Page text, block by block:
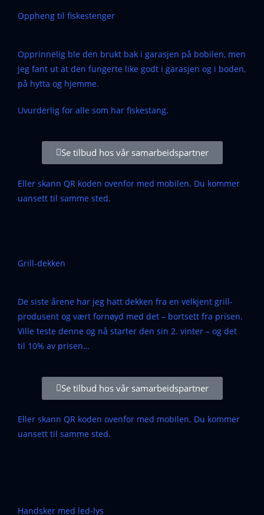
Oppheng til fiskestenger
Opprinnelig ble den brukt bak i garasjen på bobilen, men
jeg fant ut at den fungerte like godt i garasjen og i boden,
på hytta og hjemme.
Uvurderlig for alle som har fiskestang.
Se tilbud hos vår samarbeidspartner
Eller skann QR koden ovenfor med mobilen. Du kommer
uansett til samme sted.
Grill-dekken
De siste årene har jeg hatt dekken fra en velkjent grill-
produsent og vært fornøyd med det – bortsett fra prisen.
Ville teste denne og nå starter den sin 2. vinter – og det
til 10% av prisen…
Se tilbud hos vår samarbeidspartner
Eller skann QR koden ovenfor med mobilen. Du kommer
uansett til samme sted.
Handsker med led-lys